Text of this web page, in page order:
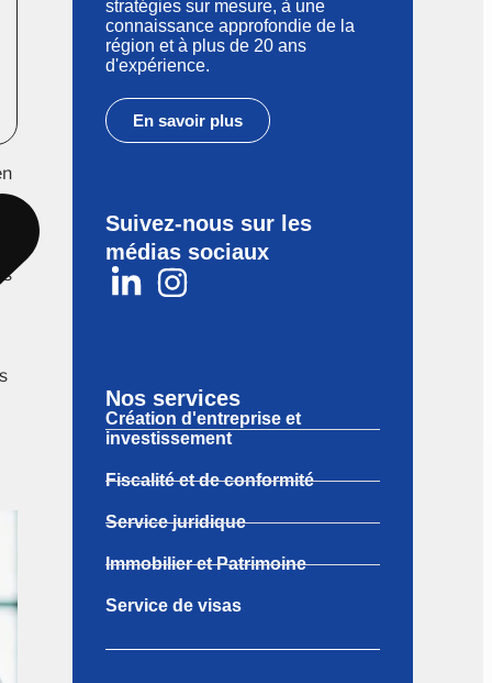
stratégies sur mesure, à une
connaissance approfondie de la
région et à plus de 20 ans
d'expérience.
En savoir plus
Suivez-nous sur les
médias sociaux
Nos services
Création d'entreprise et
investissement
Fiscalité et de conformité
Service juridique
Immobilier et Patrimoine
Service de visas